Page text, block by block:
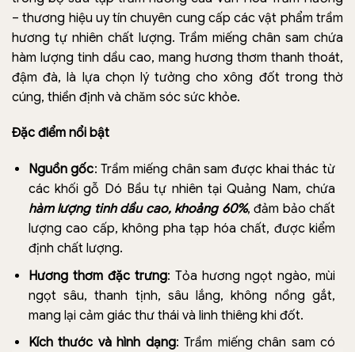
– thương hiệu uy tín chuyên cung cấp các vật phẩm trầm
hương tự nhiên chất lượng. Trầm miếng chân sam chứa
hàm lượng tinh dầu cao, mang hương thơm thanh thoát,
đậm đà, là lựa chọn lý tưởng cho xông đốt trong thờ
cúng, thiền định và chăm sóc sức khỏe.
Đặc điểm nổi bật
Nguồn gốc: Trầm miếng chân sam được khai thác từ
các khối gỗ Dó Bầu tự nhiên tại Quảng Nam, chứa
hàm lượng tinh dầu cao, khoảng 60%, đảm bảo chất
lượng cao cấp, không pha tạp hóa chất, được kiểm
định chất lượng.
Hương thơm đặc trưng: Tỏa hương ngọt ngào, mùi
ngọt sâu, thanh tịnh, sâu lắng, không nồng gắt,
mang lại cảm giác thư thái và linh thiêng khi đốt.
Kích thước và hình dạng: Trầm miếng chân sam có